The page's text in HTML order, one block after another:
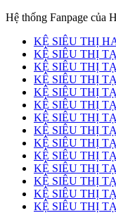
Hệ thống Fanpage của
KỆ SIÊU THỊ
KỆ SIÊU THỊ
KỆ SIÊU THỊ
KỆ SIÊU THỊ
KỆ SIÊU THỊ
KỆ SIÊU THỊ
KỆ SIÊU THỊ
KỆ SIÊU THỊ
KỆ SIÊU THỊ
KỆ SIÊU THỊ
KỆ SIÊU THỊ
KỆ SIÊU THỊ
KỆ SIÊU THỊ
KỆ SIÊU THỊ